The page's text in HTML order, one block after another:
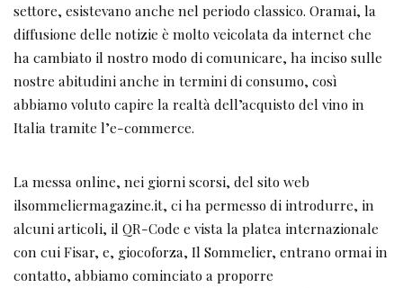
settore, esistevano anche nel periodo classico. Oramai, la
diffusione delle notizie è molto veicolata da internet che
ha cambiato il nostro modo di comunicare, ha inciso sulle
nostre abitudini anche in termini di consumo, così
abbiamo voluto capire la realtà dell’acquisto del vino in
Italia tramite l’e-commerce.
La messa online, nei giorni scorsi, del sito web
ilsommeliermagazine.it, ci ha permesso di introdurre, in
alcuni articoli, il QR-Code e vista la platea internazionale
con cui Fisar, e, giocoforza, Il Sommelier, entrano ormai in
contatto, abbiamo cominciato a proporre